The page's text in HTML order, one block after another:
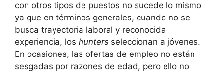
con otros tipos de puestos no sucede lo mismo
ya que en términos generales, cuando no se
busca trayectoria laboral y reconocida
experiencia, los hunters seleccionan a jóvenes.
En ocasiones, las ofertas de empleo no están
sesgadas por razones de edad, pero ello no